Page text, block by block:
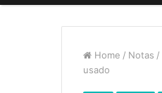
Home / Notas /
usado